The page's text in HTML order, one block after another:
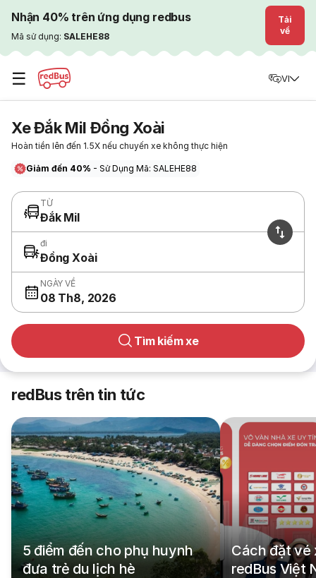
Nhận 40% trên ứng dụng redbus
Mã sử dụng: SALEHE88
Tải
về
☰ VI
Xe Đắk Mil Đồng Xoài
Hoàn tiền lên đến 1.5X nếu chuyến xe không thực hiện
Giảm đến 40% - Sử Dụng Mã: SALEHE88
TỪ
Đắk Mil
đi
Đồng Xoài
NGÀY VỀ
08 Th8, 2026
Tìm kiếm xe
redBus trên tin tức
5 điểm đến cho phụ huynh
đưa trẻ du lịch hè
Cách đặt vé
redBus Việt